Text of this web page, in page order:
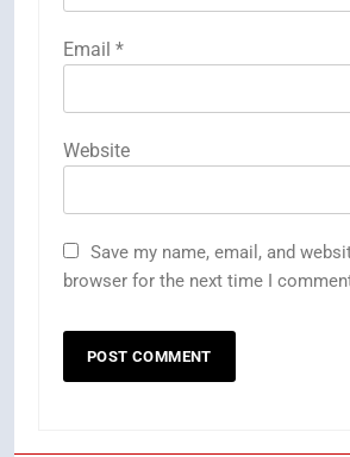
Email *
Website
Save my name, email, and
browser for the next time I